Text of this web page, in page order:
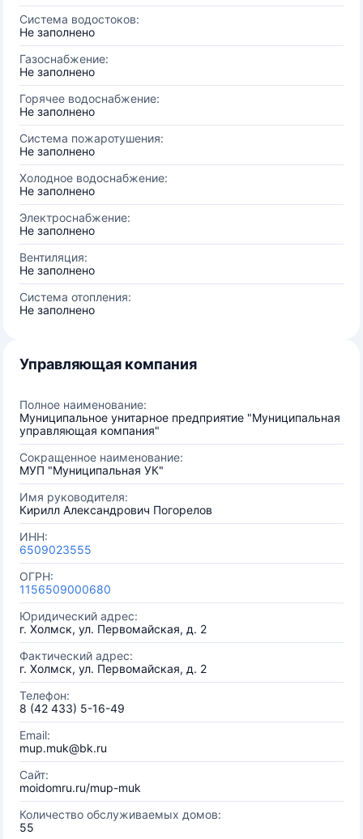
Система водостоков:
Не заполнено
Газоснабжение:
Не заполнено
Горячее водоснабжение:
Не заполнено
Система пожаротушения:
Не заполнено
Холодное водоснабжение:
Не заполнено
Электроснабжение:
Не заполнено
Вентиляция:
Не заполнено
Система отопления:
Не заполнено
Управляющая компания
Полное наименование:
Муниципальное унитарное предприятие "Муниципальная
управляющая компания"
Сокращенное наименование:
МУП "Муниципальная УК"
Имя руководителя:
Кирилл Александрович Погорелов
ИНН:
6509023555
ОГРН:
1156509000680
Юридический адрес:
г. Холмск, ул. Первомайская, д. 2
Фактический адрес:
г. Холмск, ул. Первомайская, д. 2
Телефон:
8 (42 433) 5-16-49
Email:
mup.muk@bk.ru
Сайт:
moidomru.ru/mup-muk
Количество обслуживаемых домов:
55